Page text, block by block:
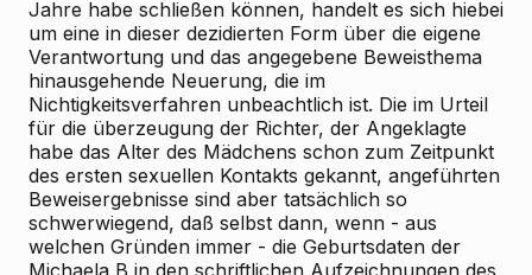
Jahre habe schließen können, handelt es sich hiebei
um eine in dieser dezidierten Form über die eigene
Verantwortung und das angegebene Beweisthema
hinausgehende Neuerung, die im
Nichtigkeitsverfahren unbeachtlich ist. Die im Urteil
für die überzeugung der Richter, der Angeklagte
habe das Alter des Mädchens schon zum Zeitpunkt
des ersten sexuellen Kontakts gekannt, angeführten
Beweisergebnisse sind aber tatsächlich so
schwerwiegend, daß selbst dann, wenn - aus
welchen Gründen immer - die Geburtsdaten der
Michaela B in den schriftlichen Aufzeichnungen des